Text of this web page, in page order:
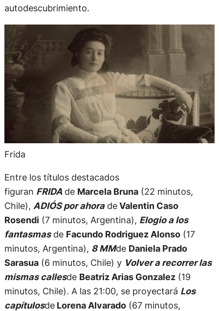
autodescubrimiento.
Frida
Entre los títulos destacados
figuran FRIDA de Marcela Bruna(22 minutos,
Chile), ADIÓS por ahoradeValentin Caso
Rosendi (7 minutos, Argentina), Elogio a los
fantasmasde Facundo Rodriguez Alonso(17
minutos, Argentina), 8 MMde Daniela Prado
Sarasua(6 minutos, Chile) y Volver a recorrer las
mismas callesde Beatriz Arias Gonzalez(19
minutos, Chile). A las 21:00, se proyectará Los
capítulosdeLorena Alvarado(67 minutos,